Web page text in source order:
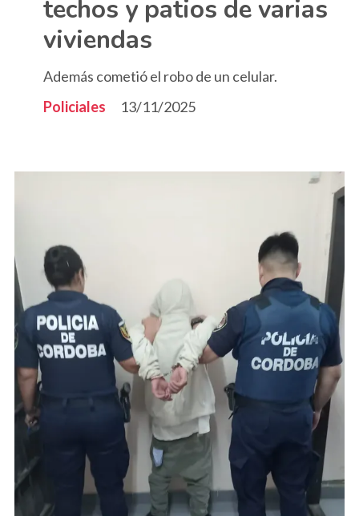
techos y patios de varias
viviendas
Además cometió el robo de un celular.
Policiales
13/11/2025